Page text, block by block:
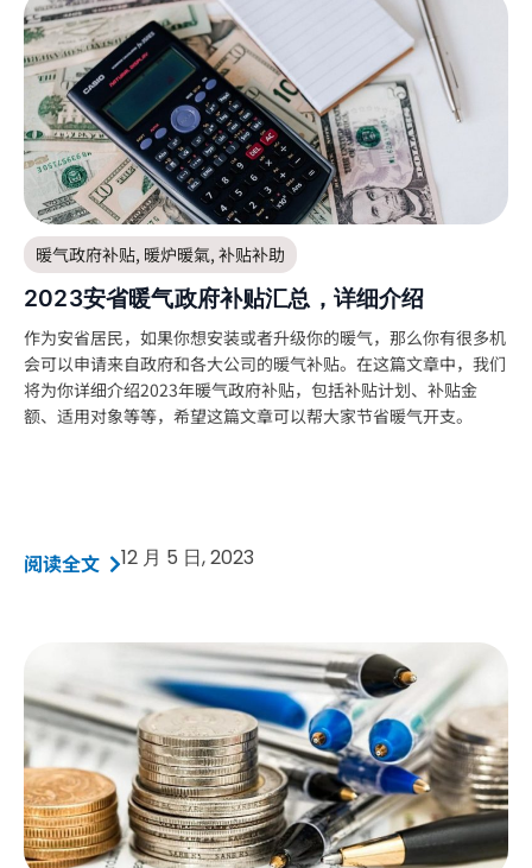
暖气政府补贴, 暖炉暖氣, 补贴补助
2023安省暖气政府补贴汇总，详细介绍
作为安省居民，如果你想安装或者升级你的暖气，那么你有很多机
会可以申请来自政府和各大公司的暖气补贴。在这篇文章中，我们
将为你详细介绍2023年暖气政府补贴，包括补贴计划、补贴金
额、适用对象等等，希望这篇文章可以帮大家节省暖气开支。
阅读全文 12 月 5 日, 2023